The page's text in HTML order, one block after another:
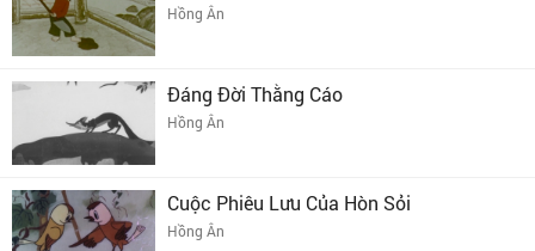
Hồng Ân
Đáng Đời Thằng Cáo
Hồng Ân
Cuộc Phiêu Lưu Của Hòn Sỏi
Hồng Ân